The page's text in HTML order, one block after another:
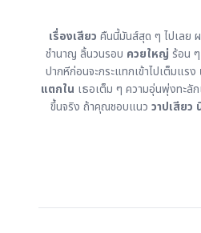
เรื่องเสียว คืนนี้มันส์สุด ๆ ไปเลย
ชำนาญ ลิ้นวนรอบ ควยใหญ่ ร้อน
ปากหีก่อนจะกระแทกเข้าไปเต็มแรง
แตกใน เธอเต็ม ๆ ความอุ่นพุ่งทะลั
ขึ้นจริง ถ้าคุณชอบแนว วาปเสียว